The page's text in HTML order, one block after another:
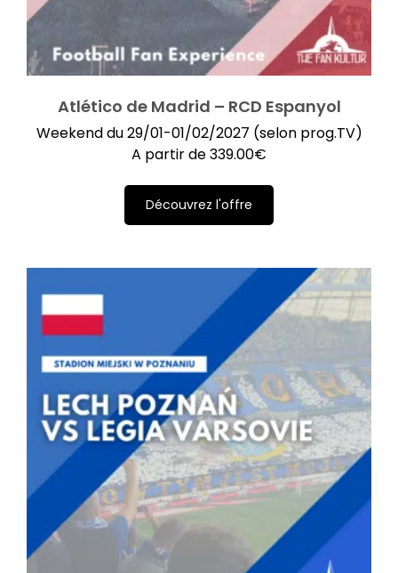
Atlético de Madrid – RCD Espanyol
Weekend du 29/01-01/02/2027 (selon prog.TV)
A partir de339.00€
Découvrez l'offre